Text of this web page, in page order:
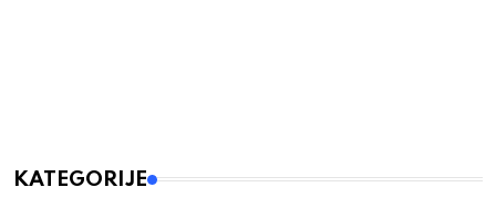
KATEGORIJE